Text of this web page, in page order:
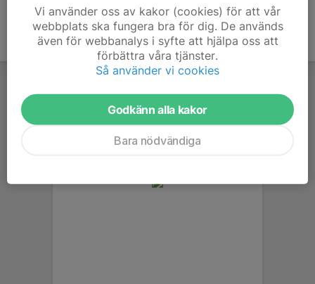
Vi använder oss av kakor (cookies) för att vår
webbplats ska fungera bra för dig. De används
även för webbanalys i syfte att hjälpa oss att
förbättra våra tjänster.
Så använder vi cookies
Godkänn alla kakor
Bara nödvändiga